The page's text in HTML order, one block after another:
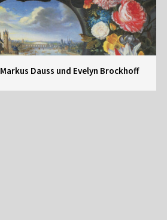
Dauss und Evelyn Brockhoff